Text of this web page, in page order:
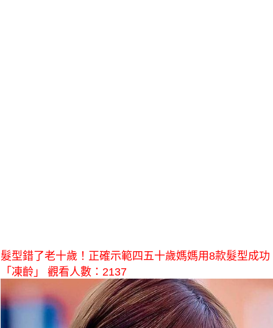
髮型錯了老十歲！正確示範四五十歲媽媽用8款髮型成功
「凍齡」 觀看人數：2137